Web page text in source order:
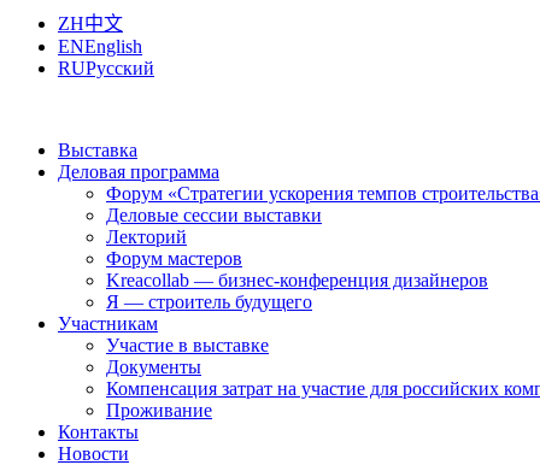
ZH中文
ENEnglish
RUРусский
Выставка
Деловая программа
Форум «Стратегии ускорения темпов
Деловые сессии выставки
Лекторий
Форум мастеров
Kreacollab — бизнес-конференция дизайнеров
Я — строитель будущего
Участникам
Участие в выставке
Документы
Компенсация затрат на участие для российских
Проживание
Контакты
Новости